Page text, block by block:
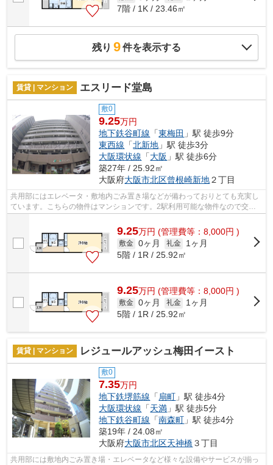
7階 / 1K / 23.46㎡
残り 9件を表示する
賃貸 | マンション エスリード堂島
敷0
9.25万円
地下鉄谷町線 「東梅田 」駅 徒歩9分
東西線 「北新地 」駅 徒歩3分
大阪環状線 「大阪 」駅 徒歩6分
築27年 / 25.92㎡
大阪府大阪市北区曾根崎新地２丁目
共用部にはエレベータ・敷地内ごみ置き場などが備わっておりとても充実し
ています。こちらの物件はマンションです。2駅利用可能な物件なので交通
の利便性が良いのが魅力です。外観タイ...
9.25万円 (管理費等：8,000円 )
敷金 0ヶ月 礼金
1ヶ月
5階 / 1R / 25.92㎡
9.25万円 (管理費等：8,000円 )
敷金 0ヶ月 礼金
1ヶ月
5階 / 1R / 25.92㎡
賃貸 | マンション レジュールアッシュ梅田イースト
敷0
7.35万円
地下鉄堺筋線 「扇町 」駅 徒歩4分
大阪環状線 「天満 」駅 徒歩5分
地下鉄谷町線 「南森町 」駅 徒歩4分
築19年 / 24.08㎡
大阪府大阪市北区天神橋３丁目
共用部には敷地内ごみ置き場・エレベータなど様々な設備やサービスが揃っ